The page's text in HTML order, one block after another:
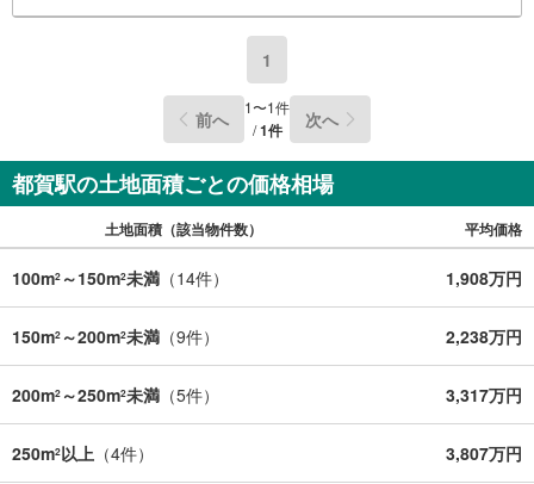
丁目に「条件なし売地」限定1区画が登場です♪大小の公園
住環境なのでお気軽にお問い合わせください♪
1
前へ 1〜1件
/1件 次へ
都賀駅の土地面積ごとの価格相場
土地面積（該当物件数） 平均価格
100m2 ～150m2未満 （14件） 1,908万円
150m2 ～200m2未満 （9件） 2,238万円
200m2 ～250m2未満 （5件） 3,317万円
250m2以上 （4件） 3,807万円